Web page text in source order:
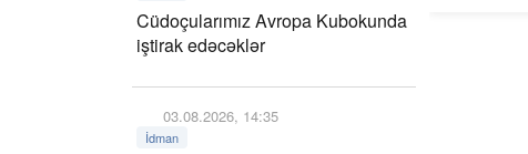
Cüdoçularımız Avropa Kubokunda
iştirak edəcəklər
03.08.2026, 14:35
İdman